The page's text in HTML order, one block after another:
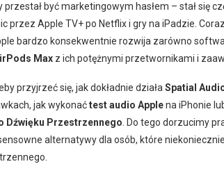
przestał być marketingowym hasłem – stał się
przez Apple TV+ po Netflix i gry na iPadzie.
bardzo konsekwentnie rozwija zarówno
Max z ich potężnymi przetwornikami i
przyjrzeć się, jak dokładnie działa Spatial
jak wykonaćtest audio Applena iPhonie
Dźwięku Przestrzennego . Do tego dorzucimy
alternatywy dla osób, które